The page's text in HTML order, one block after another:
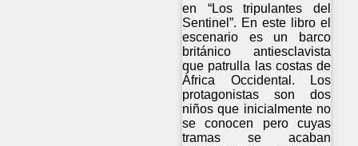
en “Los tripulantes del
Sentinel”. En este libro el
escenario es un barco
británico antiesclavista
que patrulla las costas de
África Occidental. Los
protagonistas son dos
niños que inicialmente no
se conocen pero cuyas
tramas se acaban